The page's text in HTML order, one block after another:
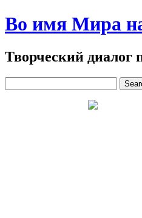
Во имя Мира
Творческий диалог